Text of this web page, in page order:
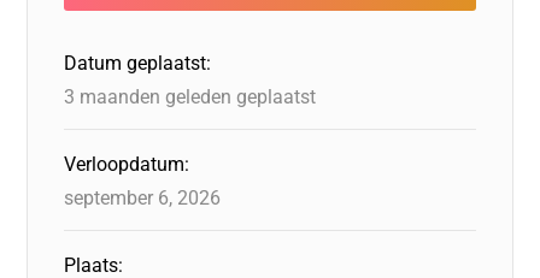
Datum geplaatst:
3 maanden geleden geplaatst
Verloopdatum:
september 6, 2026
Plaats: